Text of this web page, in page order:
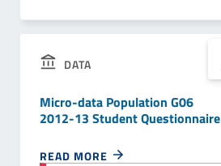
DATA
Micro-data Population G06
2012-13 Student Questionnaire
READ MORE